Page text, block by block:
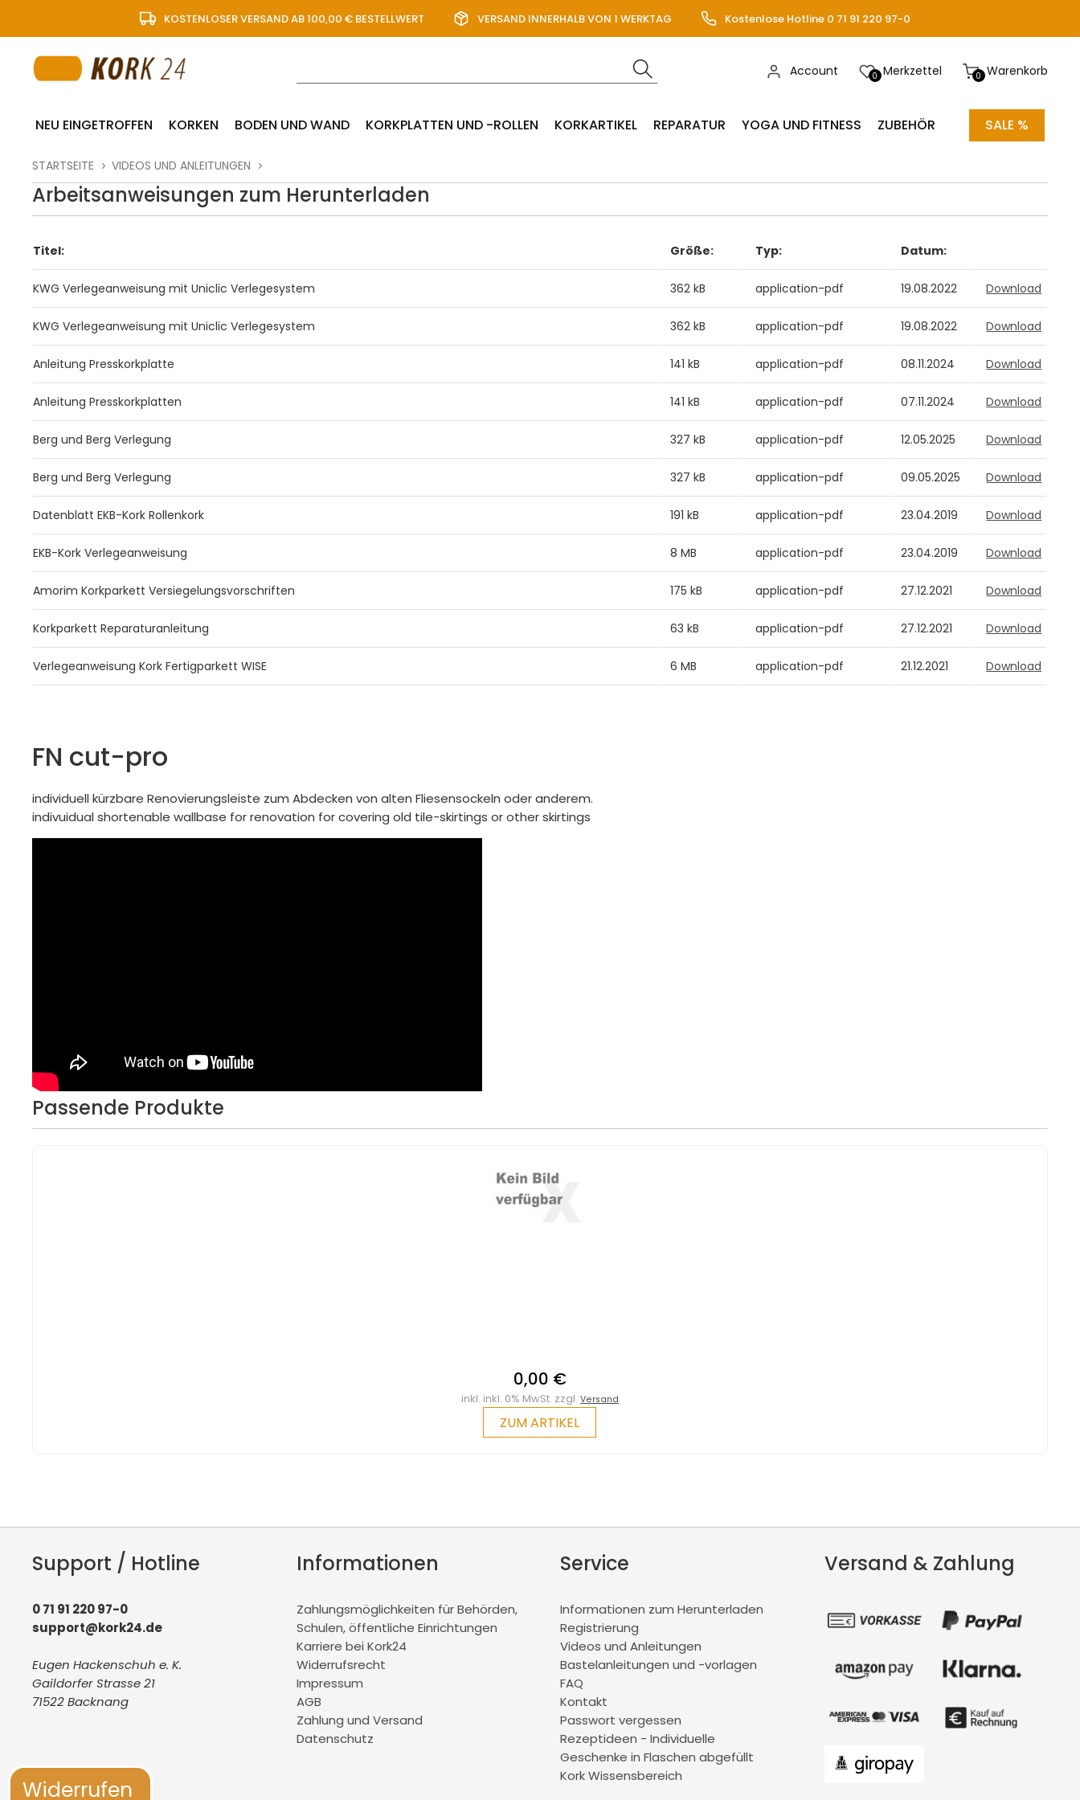
KOSTENLOSER VERSAND AB 100,00 € BESTELLWERT VERSAND INNERHALB VON 1 WERKTAG Kostenlose Hotline 0 71 91 220 97-0
0 Warenkorb
0 Merkzettel
Account
NEU EINGETROFFEN KORKEN BODEN UND WAND KORKPLATTEN UND -ROLLEN KORKARTIKEL REPARATUR YOGA UND FITNESS ZUBEHÖR SALE %
STARTSEITE VIDEOS UND ANLEITUNGEN
Arbeitsanweisungen zum Herunterladen
Titel: Größe: Typ: Datum:
KWG Verlegeanweisung mit Uniclic Verlegesystem 362 kB application-pdf 19.08.2022 Download
KWG Verlegeanweisung mit Uniclic Verlegesystem 362 kB application-pdf 19.08.2022 Download
Anleitung Presskorkplatte 141 kB application-pdf 08.11.2024 Download
Anleitung Presskorkplatten 141 kB application-pdf 07.11.2024 Download
Berg und Berg Verlegung 327 kB application-pdf 12.05.2025 Download
Berg und Berg Verlegung 327 kB application-pdf 09.05.2025 Download
Datenblatt EKB-Kork Rollenkork 191 kB application-pdf 23.04.2019 Download
EKB-Kork Verlegeanweisung 8 MB application-pdf 23.04.2019 Download
Amorim Korkparkett Versiegelungsvorschriften 175 kB application-pdf 27.12.2021 Download
Korkparkett Reparaturanleitung 63 kB application-pdf 27.12.2021 Download
Verlegeanweisung Kork Fertigparkett WISE 6 MB application-pdf 21.12.2021 Download
FN cut-pro
individuell kürzbare Renovierungsleiste zum Abdecken von alten Fliesensockeln oder anderem.
indivuidual shortenable wallbase for renovation for covering old tile-skirtings or other skirtings
Passende Produkte
0,00 €
inkl. inkl. 0% MwSt. zzgl. Versand
ZUM ARTIKEL
Support / Hotline
0 71 91 220 97-0
support@kork24.de
Eugen Hackenschuh e. K.
Gaildorfer Strasse 21
71522 Backnang
Informationen
Zahlungsmöglichkeiten für Behörden,
Schulen, öffentliche Einrichtungen
Karriere bei Kork24
Widerrufsrecht
Impressum
AGB
Zahlung und Versand
Datenschutz
Service
Informationen zum Herunterladen
Registrierung
Videos und Anleitungen
Bastelanleitungen und -vorlagen
FAQ
Kontakt
Passwort vergessen
Rezeptideen - Individuelle
Geschenke in Flaschen abgefüllt
Kork Wissensbereich
Versand & Zahlung
Widerrufen